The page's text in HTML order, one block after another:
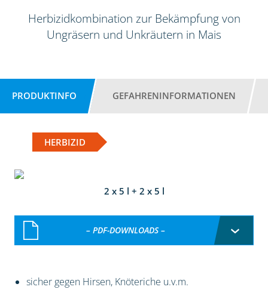
Herbizidkombination zur Bekämpfung von
Ungräsern und Unkräutern in Mais
PRODUKTINFO GEFAHRENINFORMATIONEN
HERBIZID
2 x 5 l + 2 x 5 l
– PDF-DOWNLOADS –
sicher gegen Hirsen, Knöteriche u.v.m.